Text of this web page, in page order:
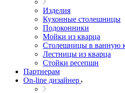
Изделия
Кухонные столешницы
Подоконники
Мойки из кварца
Столешницы в ванную
Лестницы из кварца
Стойки ресепшн
Партнерам
On-line дизайнер